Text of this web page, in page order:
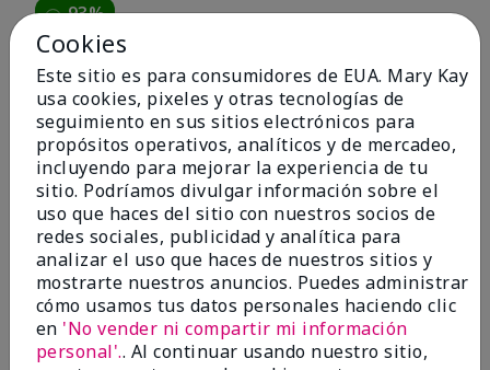
93%
de los encuestados recomendaría a un amigo.
5 estrellas
24
4 estrellas
4
3 estrellas
0
2 estrellas
2
1 estrella
0
Tipo De Piel
Filtrar
Cookies
Este sitio es para consumidores de EUA. Mary Kay
usa cookies, pixeles y otras tecnologías de
seguimiento en sus sitios electrónicos para
propósitos operativos, analíticos y de mercadeo,
incluyendo para mejorar la experiencia de tu
sitio. Podríamos divulgar información sobre el
uso que haces del sitio con nuestros socios de
redes sociales, publicidad y analítica para
analizar el uso que haces de nuestros sitios y
mostrarte nuestros anuncios. Puedes administrar
cómo usamos tus datos personales haciendo clic
en 'No vender ni compartir mi información
personal'.. Al continuar usando nuestro sitio,